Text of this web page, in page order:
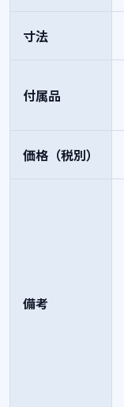
寸法
付属品
価格（税別）
備考